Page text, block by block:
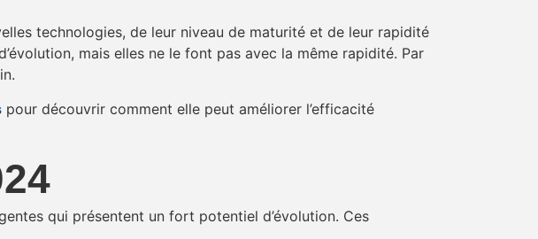
technologies, de leur niveau de maturité et de leur rapidité
mais elles ne le font pas avec la même rapidité. Par
pour découvrir comment elle peut améliorer l’efficacité
qui présentent un fort potentiel d’évolution. Ces